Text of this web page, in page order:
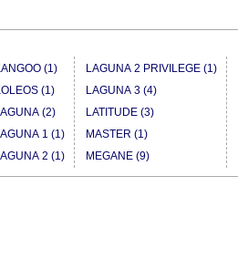
(1)
(1)
(2)
1 (1)
2 (1)
LAGUNA 2 PRIVILEGE (1)
LAGUNA 3 (4)
LATITUDE (3)
MASTER (1)
MEGANE (9)